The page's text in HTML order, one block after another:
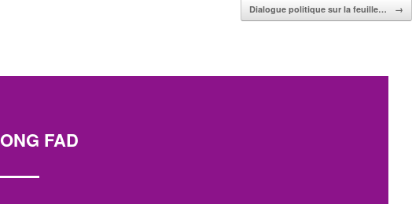
Dialogue politique sur la feuille… →
ONG FAD